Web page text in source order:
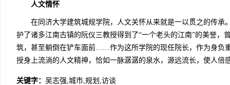
人文情怀
在同济大学建筑城规学院，人文关怀从来就是一以贯之的传承
护了诸多江南古镇的阮仪三教授得到了“一个老头的江南”的美誉，
筑，甚至躺倒在铲车面前……作为这所学院的现任院长，作为身负
授身上流淌的人文精神，恰如一脉潺潺的泉水，源远流长，使人倍
关键字： 吴志强,城市,规划,访谈